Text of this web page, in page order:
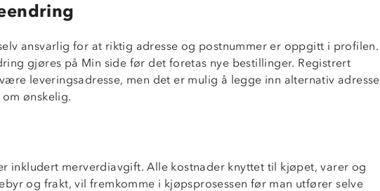
ansvarlig for at riktig adresse og postnummer er oppgitt i profilen.
gjøres på Min side før det foretas nye bestillinger. Registrert
leveringsadresse, men det er mulig å legge inn alternativ adresse
ønskelig.
inkludert merverdiavgift. Alle kostnader knyttet til kjøpet, varer og
og frakt, vil fremkomme i kjøpsprosessen før man utfører selve